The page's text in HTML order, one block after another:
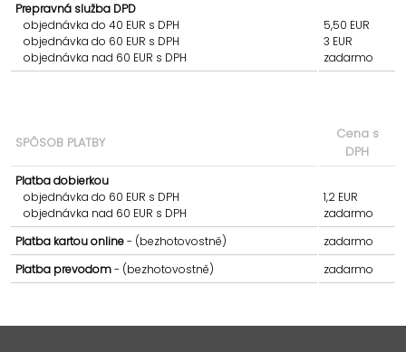
Prepravná služba DPD
objednávka do 40 EUR s DPH
objednávka do 60 EUR s DPH
objednávka nad 60 EUR s DPH
5,50 EUR
3 EUR
zadarmo
SPÔSOB PLATBY
Cena s
DPH
Platba dobierkou
objednávka do 60 EUR s DPH
objednávka nad 60 EUR s DPH
1,2 EUR
zadarmo
Platba kartou online- (bezhotovostně)
zadarmo
Platba prevodom- (bezhotovostně) zadarmo